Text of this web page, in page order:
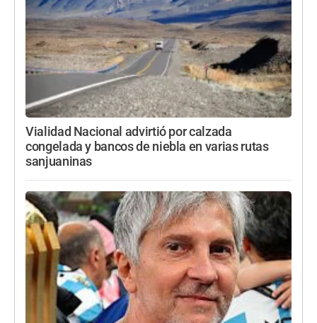
Vialidad Nacional advirtió por calzada
congelada y bancos de niebla en varias rutas
sanjuaninas